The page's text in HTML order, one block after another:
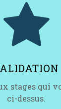

stages qui
ci-dessus.